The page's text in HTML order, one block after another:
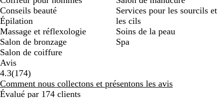
Conseils beauté
Épilation
Massage et réflexologie
Salon de bronzage
Salon de coiffure
Services pour les sourcils et
les cils
Soins de la peau
Spa
Avis
4.3(174174
avis
)
Comment nous collectons et présentons les avis
Évalué par 174 clients